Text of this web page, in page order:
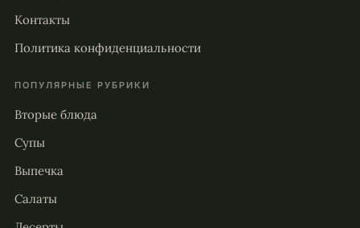
Контакты
Политика конфиденциальности
ПОПУЛЯРНЫЕ РУБРИКИ
Вторые блюда
Супы
Выпечка
Салаты